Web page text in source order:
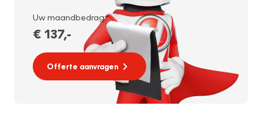
Uw maandbedrag:
€ 137,-
Offerte aanvragen